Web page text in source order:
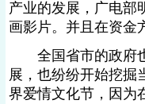
产业的发展，广电部
画影片。并且在资金
全国省市的政府也
展，也纷纷开始挖掘
界爱情文化节，因为